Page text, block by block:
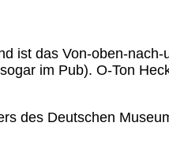
ist das Von-oben-
im Pub). O-Ton
des Deutschen